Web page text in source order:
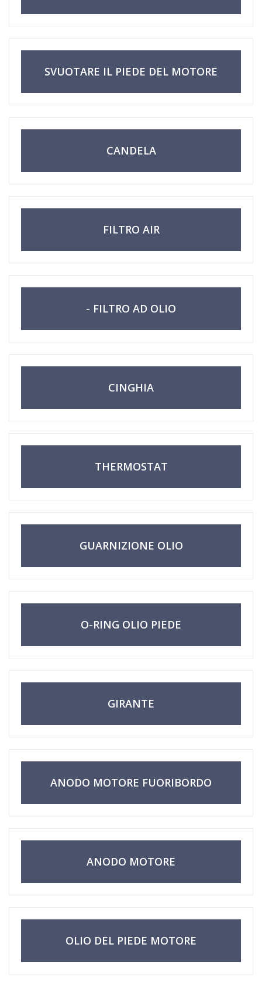
SVUOTARE IL PIEDE DEL MOTORE
CANDELA
FILTRO AIR
- FILTRO AD OLIO
CINGHIA
THERMOSTAT
GUARNIZIONE OLIO
O-RING OLIO PIEDE
GIRANTE
ANODO MOTORE FUORIBORDO
ANODO MOTORE
OLIO DEL PIEDE MOTORE